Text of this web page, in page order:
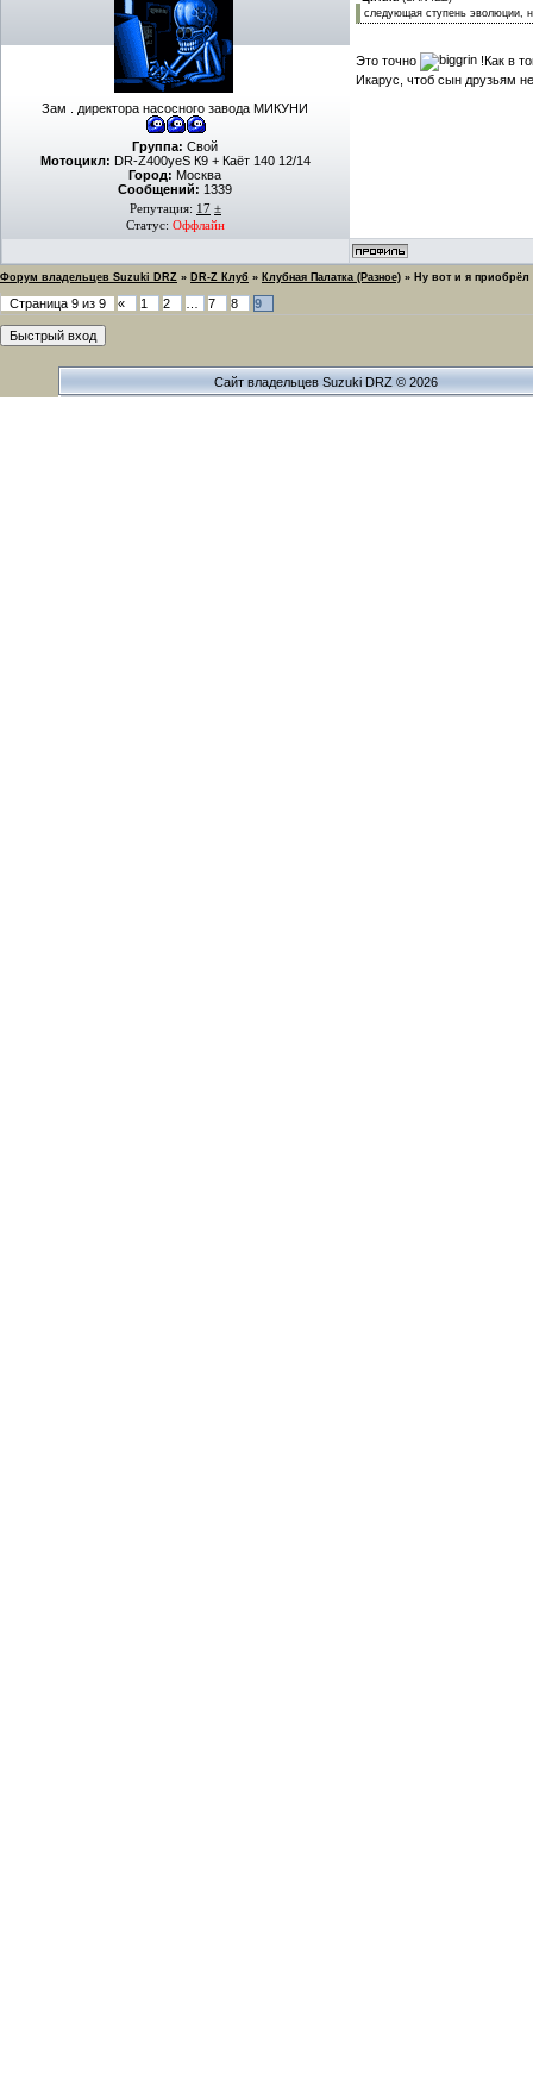
Зам . директора насосного завода МИКУНИ
Группа: Свой
Мотоцикл: DR-Z400yeS К9 + Каёт 140 12/14
Город: Москва
Сообщений: 1339
Репутация: 17 ±
Статус: Оффлайн
следующая ступень эволюции,
Это точно
!Как в
Икарус, чтоб сын друзьям
Форум владельцев Suzuki DRZ » DR-Z Клуб » Клубная Палатка (Разное) » Ну вот и я приобрёл
Страница 9 из 9 « 1 2 7 8 9
Сайт владельцев Suzuki DRZ © 2026